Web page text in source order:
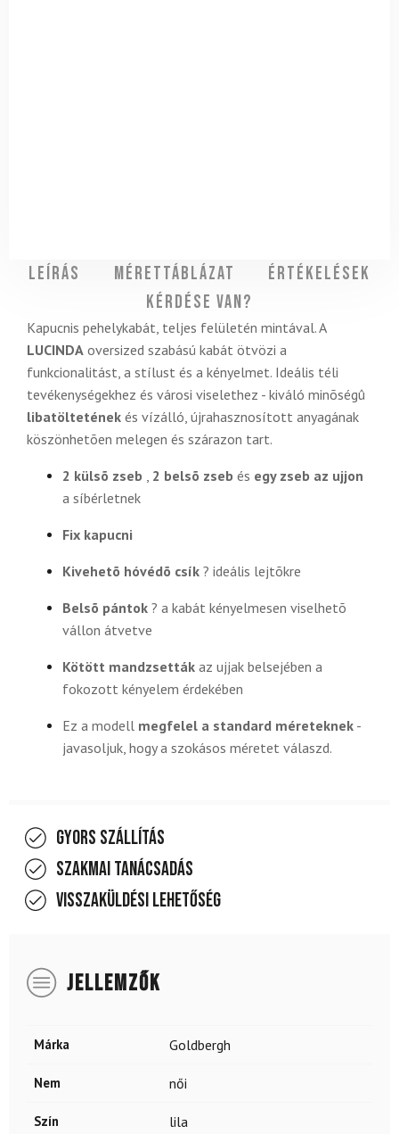
Leírás Mérettáblázat
Értékelések
Kérdése van?
Kapucnis pehelykabát, teljes felületén mintával. A
LUCINDA oversized szabású kabát ötvözi a
funkcionalitást, a stílust és a kényelmet. Ideális téli
tevékenységekhez és városi viselethez - kiváló minõségû
libatöltetének és vízálló, újrahasznosított anyagának
köszönhetõen melegen és szárazon tart.
2 külsõ zseb 2 belsõ zseb és egy zseb az ujjon
a síbérletnek
Fix kapucni
Kivehetõ hóvédõ csík ? ideális lejtõkre
Belsõ pántok ? a kabát kényelmesen viselhetõ
vállon átvetve
Kötött mandzsetták az ujjak belsejében a
fokozott kényelem érdekében
Ez a modell megfelel a standard méreteknek -
javasoljuk, hogy a szokásos méretet válaszd.
Gyors szállítás
Szakmai tanácsadás
Visszaküldési lehetőség
JELLEMZŐK
Márka Goldbergh
Nem női
Szín lila